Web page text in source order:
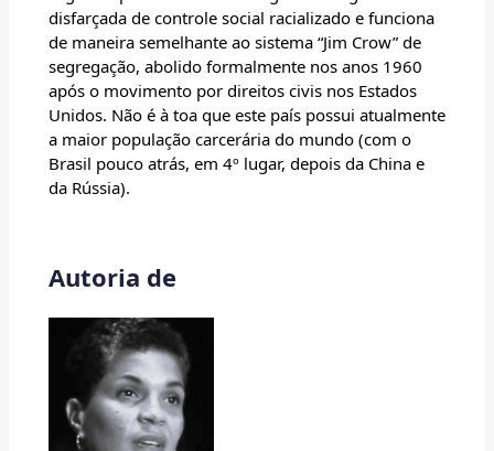
disfarçada de controle social racializado e funciona
de maneira semelhante ao sistema “Jim Crow” de
segregação, abolido formalmente nos anos 1960
após o movimento por direitos civis nos Estados
Unidos. Não é à toa que este país possui atualmente
a maior população carcerária do mundo (com o
Brasil pouco atrás, em 4º lugar, depois da China e
da Rússia).
Autoria de